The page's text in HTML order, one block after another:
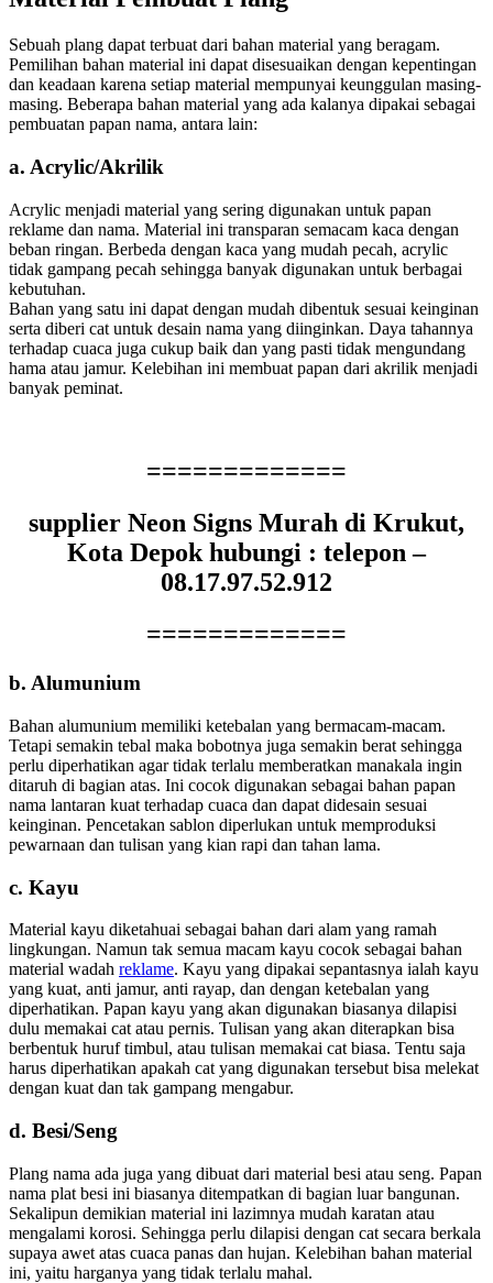
Sebuah plang dapat terbuat dari bahan material yang beragam.
Pemilihan bahan material ini dapat disesuaikan dengan kepentingan
dan keadaan karena setiap material mempunyai keunggulan masing-
masing. Beberapa bahan material yang ada kalanya dipakai sebagai
pembuatan papan nama, antara lain:
a. Acrylic/Akrilik
Acrylic menjadi material yang sering digunakan untuk papan
reklame dan nama. Material ini transparan semacam kaca dengan
beban ringan. Berbeda dengan kaca yang mudah pecah, acrylic
tidak gampang pecah sehingga banyak digunakan untuk berbagai
kebutuhan.
Bahan yang satu ini dapat dengan mudah dibentuk sesuai keinginan
serta diberi cat untuk desain nama yang diinginkan. Daya tahannya
terhadap cuaca juga cukup baik dan yang pasti tidak mengundang
hama atau jamur. Kelebihan ini membuat papan dari akrilik menjadi
banyak peminat.
=============
supplier Neon Signs Murah di Krukut,
Kota Depok hubungi : telepon –
08.17.97.52.912
=============
b. Alumunium
Bahan alumunium memiliki ketebalan yang bermacam-macam.
Tetapi semakin tebal maka bobotnya juga semakin berat sehingga
perlu diperhatikan agar tidak terlalu memberatkan manakala ingin
ditaruh di bagian atas. Ini cocok digunakan sebagai bahan papan
nama lantaran kuat terhadap cuaca dan dapat didesain sesuai
keinginan. Pencetakan sablon diperlukan untuk memproduksi
pewarnaan dan tulisan yang kian rapi dan tahan lama.
c. Kayu
Material kayu diketahuai sebagai bahan dari alam yang ramah
lingkungan. Namun tak semua macam kayu cocok sebagai bahan
material wadah reklame. Kayu yang dipakai sepantasnya ialah kayu
yang kuat, anti jamur, anti rayap, dan dengan ketebalan yang
diperhatikan. Papan kayu yang akan digunakan biasanya dilapisi
dulu memakai cat atau pernis. Tulisan yang akan diterapkan bisa
berbentuk huruf timbul, atau tulisan memakai cat biasa. Tentu saja
harus diperhatikan apakah cat yang digunakan tersebut bisa melekat
dengan kuat dan tak gampang mengabur.
d. Besi/Seng
Plang nama ada juga yang dibuat dari material besi atau seng. Papan
nama plat besi ini biasanya ditempatkan di bagian luar bangunan.
Sekalipun demikian material ini lazimnya mudah karatan atau
mengalami korosi. Sehingga perlu dilapisi dengan cat secara berkala
supaya awet atas cuaca panas dan hujan. Kelebihan bahan material
ini, yaitu harganya yang tidak terlalu mahal.